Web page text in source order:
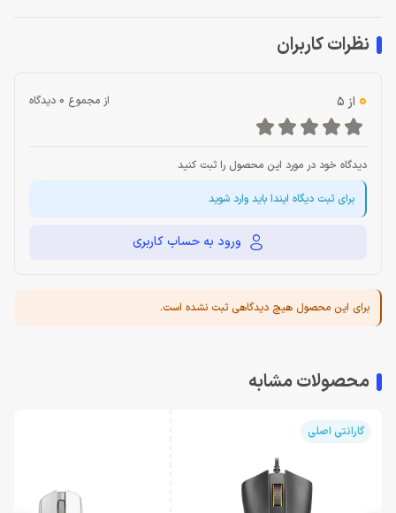
نظرات کاربران
0 از 5 از مجموع 0 دیدگاه
دیدگاه خود در مورد این محصول را ثبت کنید
برای ثبت دیگاه ایندا باید وارد شوید
ورود به حساب کاربری
برای این محصول هیچ دیدگاهی ثبت نشده است.
محصولات مشابه
گارانتی اصلی